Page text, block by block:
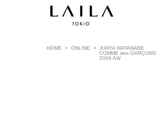
HOME > ONLINE > JUNYA WATANABE
COMME des GARÇONS
2006 AW